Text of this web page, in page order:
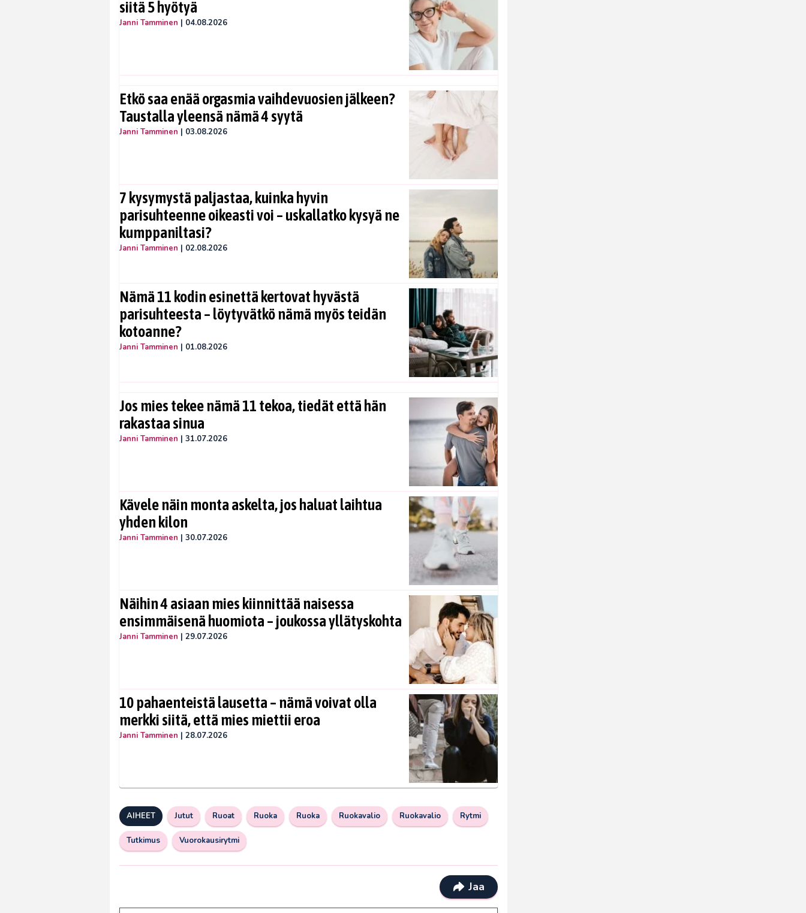
siitä 5 hyötyä
Janni Tamminen | 04.08.2026
Etkö saa enää orgasmia vaihdevuosien jälkeen?
Taustalla yleensä nämä 4 syytä
Janni Tamminen | 03.08.2026
7 kysymystä paljastaa, kuinka hyvin
parisuhteenne oikeasti voi – uskallatko kysyä ne
kumppaniltasi?
Janni Tamminen | 02.08.2026
Nämä 11 kodin esinettä kertovat hyvästä
parisuhteesta – löytyvätkö nämä myös teidän
kotoanne?
Janni Tamminen | 01.08.2026
Jos mies tekee nämä 11 tekoa, tiedät että hän
rakastaa sinua
Janni Tamminen | 31.07.2026
Kävele näin monta askelta, jos haluat laihtua
yhden kilon
Janni Tamminen | 30.07.2026
Näihin 4 asiaan mies kiinnittää naisessa
ensimmäisenä huomiota – joukossa yllätyskohta
Janni Tamminen | 29.07.2026
10 pahaenteistä lausetta – nämä voivat olla
merkki siitä, että mies miettii eroa
Janni Tamminen | 28.07.2026
AIHEET Jutut Ruoat Ruoka Ruoka Ruokavalio Ruokavalio Rytmi
Tutkimus Vuorokausirytmi
Jaa